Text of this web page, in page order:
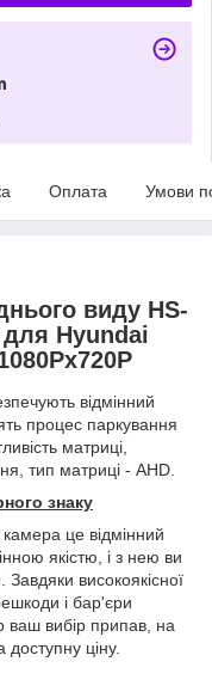
Оплата Умови
виду HS-
Hyundai
відмінний
процес паркування
матриці,
тип матриці - AHD.
знаку
це відмінний
якістю, і з нею ви
високоякісної
і бар'єри
ваш вибір припав, на
доступну ціну.